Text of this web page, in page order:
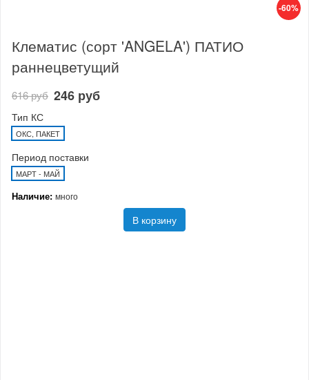
-60%
Клематис (сорт 'ANGELA') ПАТИО
раннецветущий
616 руб 246 руб
Тип КС
ОКС, ПАКЕТ
Период поставки
МАРТ - МАЙ
Наличие: много
В корзину